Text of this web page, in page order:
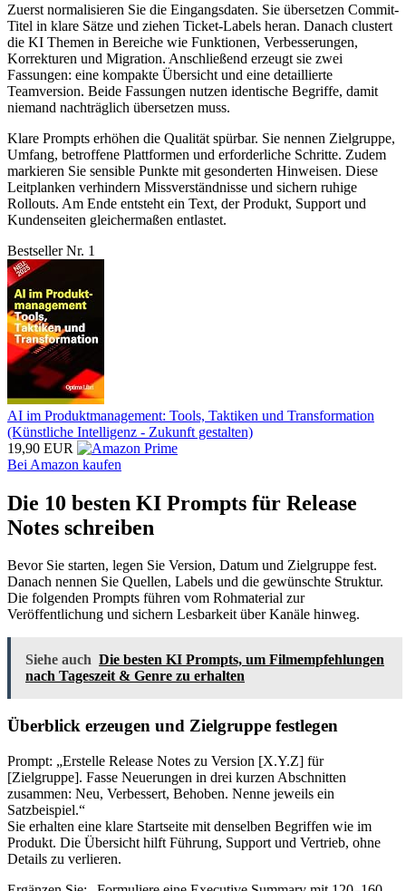
Zuerst normalisieren Sie die Eingangsdaten. Sie übersetzen Commit-
Titel in klare Sätze und ziehen Ticket-Labels heran. Danach clustert
die KI Themen in Bereiche wie Funktionen, Verbesserungen,
Korrekturen und Migration. Anschließend erzeugt sie zwei
Fassungen: eine kompakte Übersicht und eine detaillierte
Teamversion. Beide Fassungen nutzen identische Begriffe, damit
niemand nachträglich übersetzen muss.
Klare Prompts erhöhen die Qualität spürbar. Sie nennen Zielgruppe,
Umfang, betroffene Plattformen und erforderliche Schritte. Zudem
markieren Sie sensible Punkte mit gesonderten Hinweisen. Diese
Leitplanken verhindern Missverständnisse und sichern ruhige
Rollouts. Am Ende entsteht ein Text, der Produkt, Support und
Kundenseiten gleichermaßen entlastet.
Bestseller Nr. 1
AI im Produktmanagement: Tools, Taktiken und Transformation
(Künstliche Intelligenz - Zukunft gestalten)
19,90 EUR
Bei Amazon kaufen
Die 10 besten KI Prompts für Release
Notes schreiben
Bevor Sie starten, legen Sie Version, Datum und Zielgruppe fest.
Danach nennen Sie Quellen, Labels und die gewünschte Struktur.
Die folgenden Prompts führen vom Rohmaterial zur
Veröffentlichung und sichern Lesbarkeit über Kanäle hinweg.
Siehe auch Die besten KI Prompts, um Filmempfehlungen
nach Tageszeit & Genre zu erhalten
Überblick erzeugen und Zielgruppe festlegen
Prompt: „Erstelle Release Notes zu Version [X.Y.Z] für
[Zielgruppe]. Fasse Neuerungen in drei kurzen Abschnitten
zusammen: Neu, Verbessert, Behoben. Nenne jeweils ein
Satzbeispiel.“
Sie erhalten eine klare Startseite mit denselben Begriffen wie im
Produkt. Die Übersicht hilft Führung, Support und Vertrieb, ohne
Details zu verlieren.